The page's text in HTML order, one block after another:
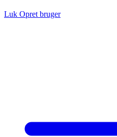
Luk Opret bruger